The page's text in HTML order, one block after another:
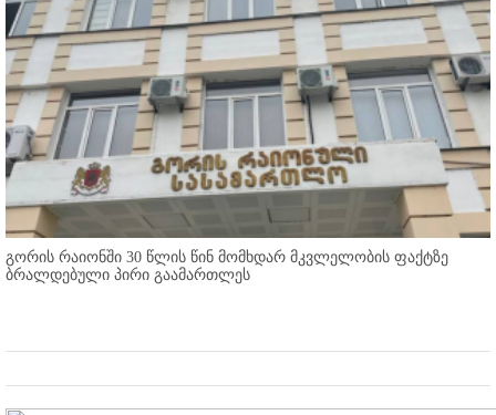
გორის რაიონში 30 წლის წინ მომხდარ მკვლელობის ფაქტზე
ბრალდებული პირი გაამართლეს